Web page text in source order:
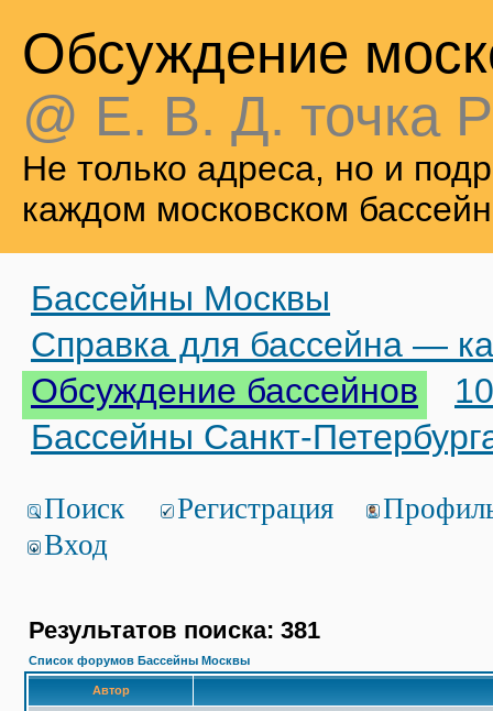
Обсуждение
@ Е. В. Д. точка
Не только адреса, но и
каждом московском
Бассейны Москвы
Справка для бассейна —
Обсуждение бассейнов
Бассейны Санкт-
Поиск Регистрация
Вход
Результатов поиска: 381
Список форумов Бассейны Москвы
Автор